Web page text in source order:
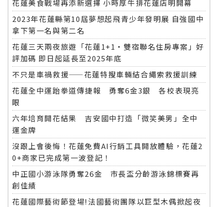
花蓮美食戰場再添新選擇 小時厚牛排花蓮店明開幕
2023年花蓮縣第10屆夢想起飛青少年發明展 自強國中
拿下第一名與第二名
花蓮三天兩夜旅遊「花蓮1+1‧雙宿聯名住房專案」好
評加碼 即日起延長至2025年底
不只是車禍救援——花蓮特搜車輛結合繩索救援訓練
花蓮全中運跆拳道傳捷報 勇奪6金3銀 各校表現亮
眼
六年培育開花結果 吉安國中打造「微笑美男」全中
運金牌
沒跟上會後悔！花蓮免費AI行銷工具開放體驗，花蓮2
0+商家已完成第一波登記！
中正國小游泳隊勇奪26金 市長盃分齡游泳錦標賽再
創佳績
花蓮國際藝術節登場!法國藝術團隊以巨型木偶掀起夜